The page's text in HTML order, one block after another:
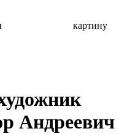
картину
Андреевич